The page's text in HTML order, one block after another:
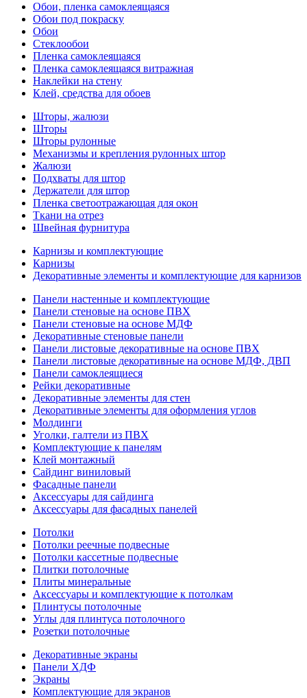
Обои, пленка самоклеящаяся
Обои под покраску
Обои
Стеклообои
Пленка самоклеящаяся
Пленка самоклеящаяся витражная
Наклейки на стену
Клей, средства для обоев
Шторы, жалюзи
Шторы
Шторы рулонные
Механизмы и крепления рулонных штор
Жалюзи
Подхваты для штор
Держатели для штор
Пленка светоотражающая для окон
Ткани на отрез
Швейная фурнитура
Карнизы и комплектующие
Карнизы
Декоративные элементы и комплектующие для карнизов
Панели настенные и комплектующие
Панели стеновые на основе ПВХ
Панели стеновые на основе МДФ
Декоративные стеновые панели
Панели листовые декоративные на основе ПВХ
Панели листовые декоративные на основе МДФ, ДВП
Панели самоклеящиеся
Рейки декоративные
Декоративные элементы для стен
Декоративные элементы для оформления углов
Молдинги
Уголки, галтели из ПВХ
Комплектующие к панелям
Клей монтажный
Сайдинг виниловый
Фасадные панели
Аксессуары для сайдинга
Аксессуары для фасадных панелей
Потолки
Потолки реечные подвесные
Потолки кассетные подвесные
Плитки потолочные
Плиты минеральные
Аксессуары и комплектующие к потолкам
Плинтусы потолочные
Углы для плинтуса потолочного
Розетки потолочные
Декоративные экраны
Панели ХДФ
Экраны
Комплектующие для экранов